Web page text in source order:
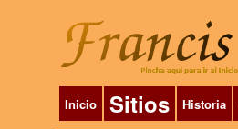
Inicio Sitios Historia